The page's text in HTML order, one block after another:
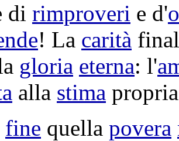
di rimproveri e d'
! La carità
gloria eterna: l'
alla stima
fine quella povera